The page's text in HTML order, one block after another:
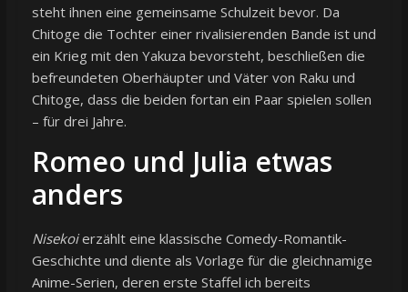
steht ihnen eine gemeinsame Schulzeit bevor. Da
Chitoge die Tochter einer rivalisierenden Bande ist und
ein Krieg mit den Yakuza bevorsteht, beschließen die
befreundeten Oberhäupter und Väter von Raku und
Chitoge, dass die beiden fortan ein Paar spielen sollen
– für drei Jahre.
Romeo und Julia etwas
anders
Nisekoierzählt eine klassische Comedy-Romantik-
Geschichte und diente als Vorlage für die gleichnamige
Anime-Serien, deren erste Staffel ich bereits